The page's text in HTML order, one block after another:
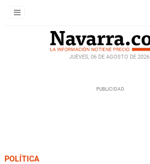
JUEVES, 06 DE AGOSTO DE 2026
POLÍTICA